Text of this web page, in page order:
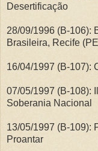
Desertificação
28/09/1996 (B-106):
Brasileira, Recife
16/04/1997 (B-107):
07/05/1997 (B-108):
Soberania Nacional
13/05/1997 (B-109):
Proantar